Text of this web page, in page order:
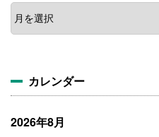
ア
ー
カ
カレンダー
2026年8月